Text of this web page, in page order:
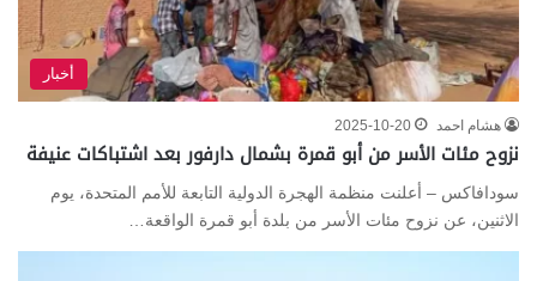
أخبار
هشام احمد 2025-10-20
نزوح مئات الأسر من أبو قمرة بشمال دارفور بعد اشتباكات عنيفة
سودافاكس – أعلنت منظمة الهجرة الدولية التابعة للأمم المتحدة، يوم
الاثنين، عن نزوح مئات الأسر من بلدة أبو قمرة الواقعة…